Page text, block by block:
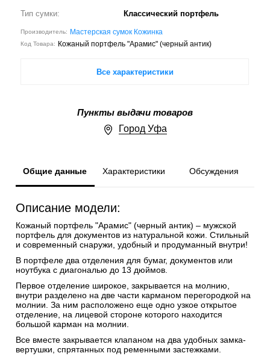
Тип сумки: Классический портфель
Производитель: Мастерская сумок Кожинка
Код Товара: Кожаный портфель "Арамис" (черный антик)
Все характеристики
Пункты выдачи товаров
Город Уфа
Общие данные Характеристики Обсуждения
Описание модели:
Кожаный портфель "Арамис" (черный антик) – мужской
портфель для документов из натуральной кожи. Стильный
и современный снаружи, удобный и продуманный внутри!
В портфеле два отделения для бумаг, документов или
ноутбука с диагональю до 13 дюймов.
Первое отделение широкое, закрывается на молнию,
внутри разделено на две части карманом перегородкой на
молнии. За ним расположено еще одно узкое открытое
отделение, на лицевой стороне которого находится
большой карман на молнии.
Все вместе закрывается клапаном на два удобных замка-
вертушки, спрятанных под ременными застежками.